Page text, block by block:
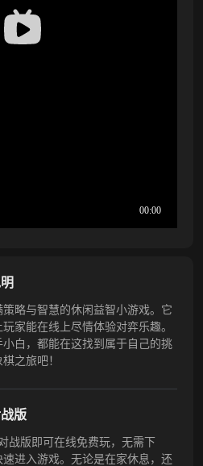
略与智慧的休闲益智小游戏。它
家能在线上尽情体验对弈乐趣。
白，都能在这找到属于自己的挑
之旅吧！
版
战版即可在线免费玩，无需下
进入游戏。无论是在家休息，还